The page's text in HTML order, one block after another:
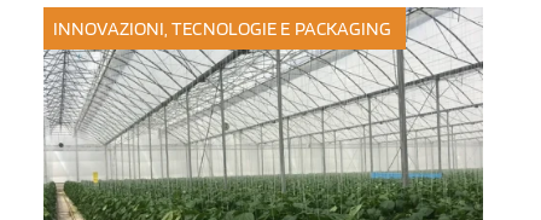
INNOVAZIONI, TECNOLOGIE E PACKAGING